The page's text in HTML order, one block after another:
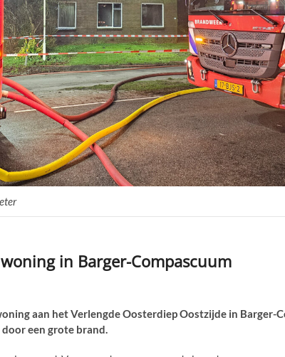
in Barger-Compascuum
aan het Verlengde Oosterdiep Oostzijde in Barger-
een grote brand.